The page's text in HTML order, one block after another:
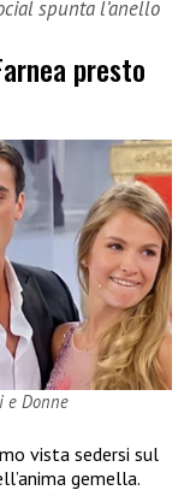
spunta l’anello
presto
e Donne
vista sedersi sul
gemella.